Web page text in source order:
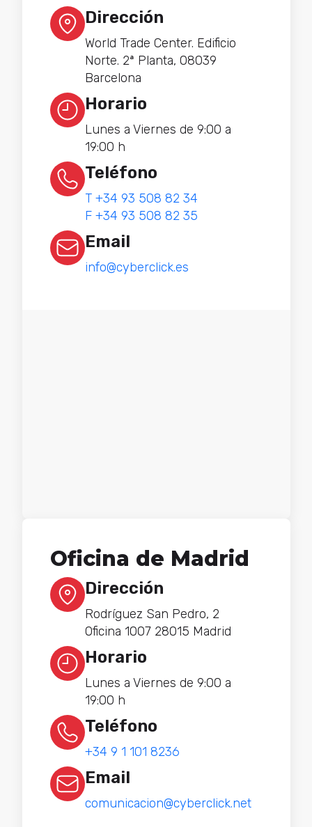
Dirección
World Trade Center. Edificio
Norte. 2ª Planta, 08039
Barcelona
Horario
Lunes a Viernes de 9:00 a
19:00 h
Teléfono
T +34 93 508 82 34
F +34 93 508 82 35
Email
info@cyberclick.es
Oficina de Madrid
Dirección
Rodríguez San Pedro, 2
Oficina 1007 28015 Madrid
Horario
Lunes a Viernes de 9:00 a
19:00 h
Teléfono
+34 9 1 101 8236
Email
comunicacion@cyberclick.net